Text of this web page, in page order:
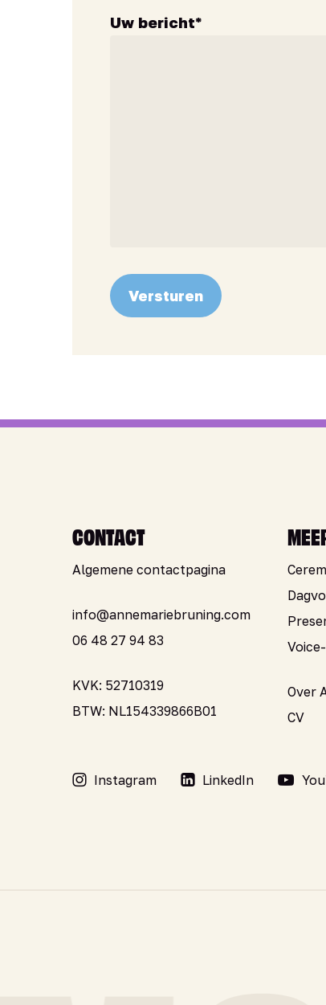
Uw bericht*
Versturen
CONTACT
Algemene contactpagina
info@annemariebruning.com
06 48 27 94 83
KVK: 52710319
BTW: NL154339866B01
Over
CV
Instagram LinkedIn